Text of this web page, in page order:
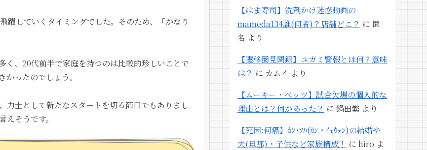
躍していくタイミングでした。そのため、「かなり
く、20代前半で家庭を持つのは比較的珍しいことで
ったのでしょう。
力士として新たなスタートを切る節目でもありまし
そうです。
【はま寿司】洗剤かけ迷惑動画の
mameda134誰(何者)？店舗どこ？ に 匿
名 より
【遷移圏見聞録】ユガミ警報とは何？意味
は？ に カムイ より
【ムーキー・ベッツ】試合欠場の個人的な
理由とは？何があった？ に 鍋田繁 より
【死因:何癌】ｶﾝ･ｿﾊ(ｶﾝ・ｲｪｳｫﾝ)の結婚や
夫(旦那)・子供など家族構成！ に hiro よ